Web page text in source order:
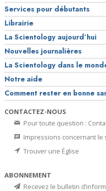
Services pour débutants
Librairie
La Scientology aujourd’hui
Nouvelles journalières
La Scientology dans le
Notre aide
Comment rester en bonne
CONTACTEZ-NOUS
Pour toute question :
Impressions concernant le
Trouver une Église
ABONNEMENT
Recevez le bulletin